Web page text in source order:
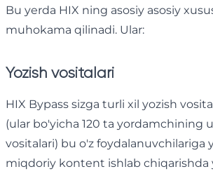
Bu yerda HIX ning asosiy asosiy
muhokama qilinadi. Ular:
Yozish vositalari
HIX Bypass sizga turli xil yozish
(ular bo'yicha 120 ta yordamchining
vositalari) bu o'z foydalanuvchilariga
miqdoriy kontent ishlab chiqarishda